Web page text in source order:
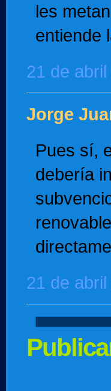
les
entiende
21 de
Jorge
Pues sí,
debería
21 de